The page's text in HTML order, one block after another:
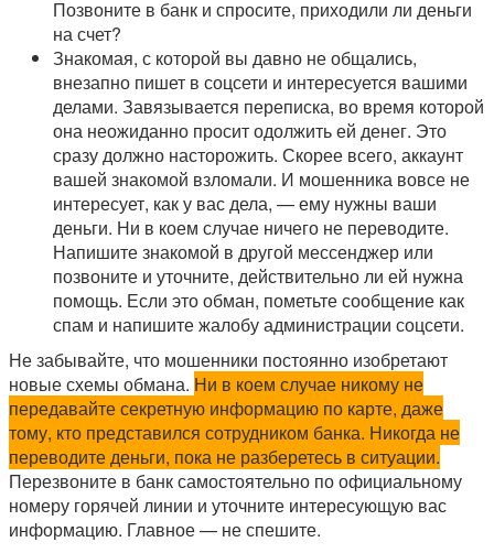
Позвоните в банк и спросите, приходили ли деньги
на счет?
Знакомая, с которой вы давно не общались,
внезапно пишет в соцсети и интересуется вашими
делами. Завязывается переписка, во время которой
она неожиданно просит одолжить ей денег. Это
сразу должно насторожить. Скорее всего, аккаунт
вашей знакомой взломали. И мошенника вовсе не
интересует, как у вас дела, — ему нужны ваши
деньги. Ни в коем случае ничего не переводите.
Напишите знакомой в другой мессенджер или
позвоните и уточните, действительно ли ей нужна
помощь. Если это обман, пометьте сообщение как
спам и напишите жалобу администрации соцсети.
Не забывайте, что мошенники постоянно изобретают
новые схемы обмана. Ни в коем случае никому не
передавайте секретную информацию по карте, даже
тому, кто представился сотрудником банка. Никогда не
переводите деньги, пока не разберетесь в ситуации.
Перезвоните в банк самостоятельно по официальному
номеру горячей линии и уточните интересующую вас
информацию. Главное — не спешите.